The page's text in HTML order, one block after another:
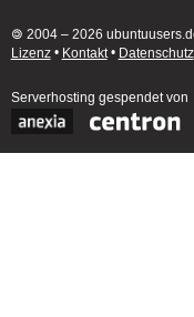
🄯 2004 – 2026
Lizenz• Kontakt• Datenschutz
Serverhosting gespendet von